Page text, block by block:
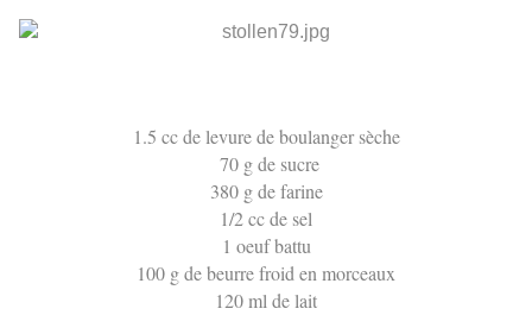
1.5 cc de levure de boulanger sèche
70 g de sucre
380 g de farine
1/2 cc de sel
1 oeuf battu
100 g de beurre froid en morceaux
120 ml de lait